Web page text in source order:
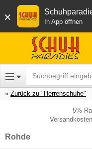
× In App öffnen
Zurück zu "Herrenschuhe"
5%
Rohde